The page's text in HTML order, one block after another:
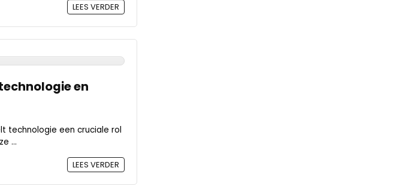
LEES VERDER
en
technologie een cruciale rol
...
LEES VERDER